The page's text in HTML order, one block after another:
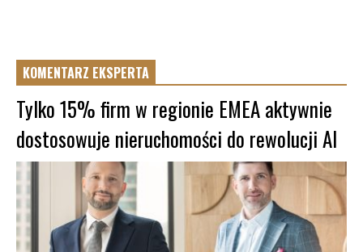
KOMENTARZ EKSPERTA
Tylko 15% firm w regionie EMEA aktywnie
dostosowuje nieruchomości do rewolucji AI